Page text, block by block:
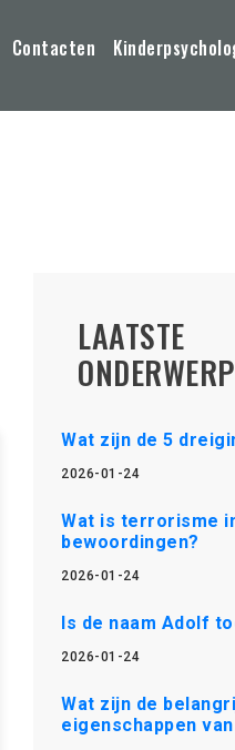
Contacten
LAATSTE
Wat zijn de 5
2026-01-24
Wat is terrorisme
bewoordingen?
2026-01-24
Is de naam Adolf
2026-01-24
Wat zijn de
eigenschappen